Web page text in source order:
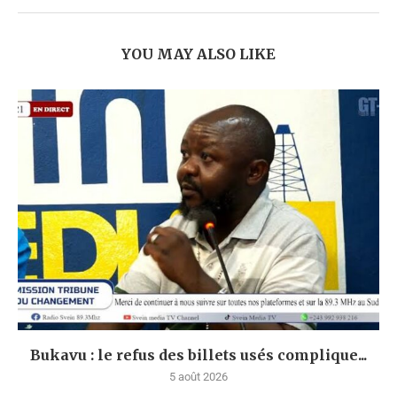
YOU MAY ALSO LIKE
Bukavu : le refus des billets usés complique...
5 août 2026